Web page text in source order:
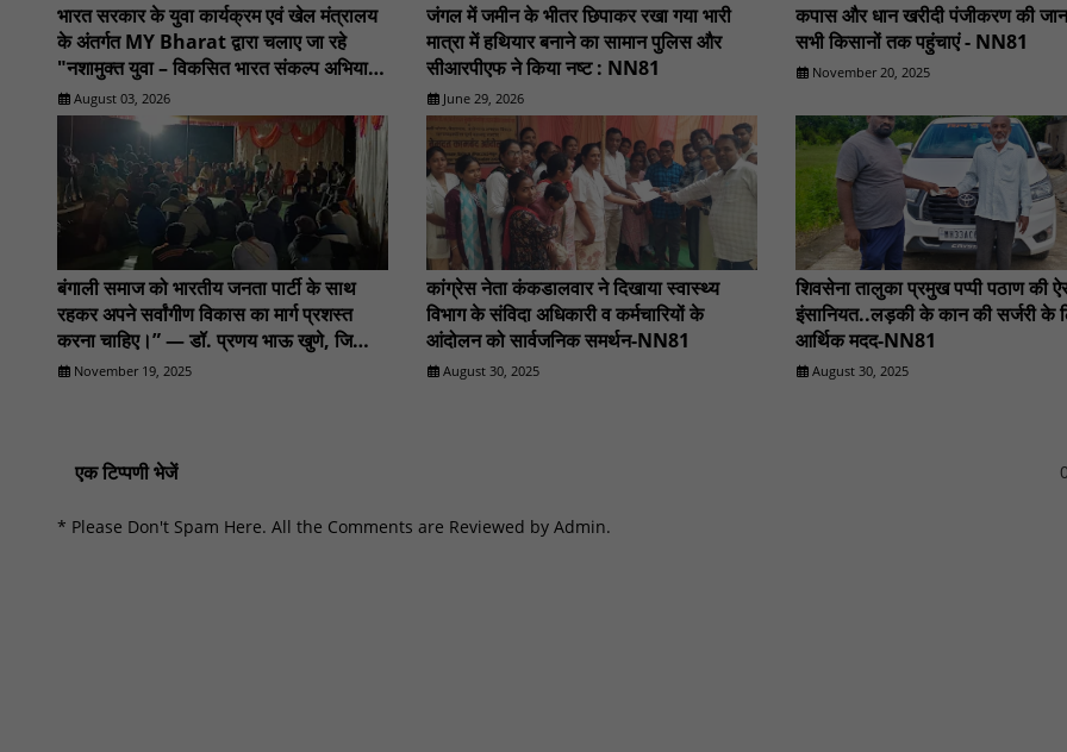
भारत सरकार के युवा कार्यक्रम एवं खेल मंत्रालय
के अंतर्गत MY Bharat द्वारा चलाए जा रहे
"नशामुक्त युवा – विकसित भारत संकल्प अभियान"
: NN81
August 03, 2026
जंगल में जमीन के भीतर छिपाकर रखा गया भारी
मात्रा में हथियार बनाने का सामान पुलिस और
सीआरपीएफ ने किया नष्ट : NN81
June 29, 2026
कपास और धान खरीदी पंजीकरण की
सभी किसानों तक पहुंचाएं - NN81
November 20, 2025
बंगाली समाज को भारतीय जनता पार्टी के साथ
रहकर अपने सर्वांगीण विकास का मार्ग प्रशस्त
करना चाहिए।” — डॉ. प्रणय भाऊ खुणे, जिल्हा
उपाध्यक्ष, भारतीय जनता पार्टी, गडचिरोली।
November 19, 2025
कांग्रेस नेता कंकडालवार ने दिखाया स्वास्थ्य
विभाग के संविदा अधिकारी व कर्मचारियों के
आंदोलन को सार्वजनिक समर्थन-NN81
August 30, 2025
शिवसेना तालुका प्रमुख पप्पी पठाण की
इंसानियत..लड़की के कान की सर्जरी के
आर्थिक मदद-NN81
August 30, 2025
एक टिप्पणी भेजें
* Please Don't Spam Here. All the Comments are Reviewed by Admin.